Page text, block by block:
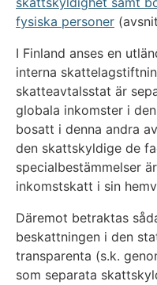
fysiska personer
I Finland anses en
interna
skatteavtalsstat är
globala inkomster i
bosatt i denna andra
den skattskyldige de
specialbestämmelser
inkomstskatt i sin
Däremot betraktas
beskattningen i den
transparenta (s.k.
som separata